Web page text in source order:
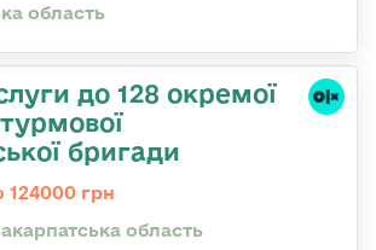
область
до 128 окремої
бригади
124000 грн
область